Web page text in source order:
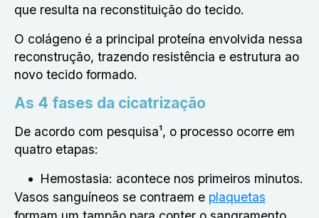
que resulta na reconstituição do tecido.
O colágeno é a principal proteína envolvida nessa
reconstrução, trazendo resistência e estrutura ao
novo tecido formado.
As 4 fases da cicatrização
De acordo com pesquisa¹, o processo ocorre em
quatro etapas:
Hemostasia: acontece nos primeiros minutos.
Vasos sanguíneos se contraem e plaquetas